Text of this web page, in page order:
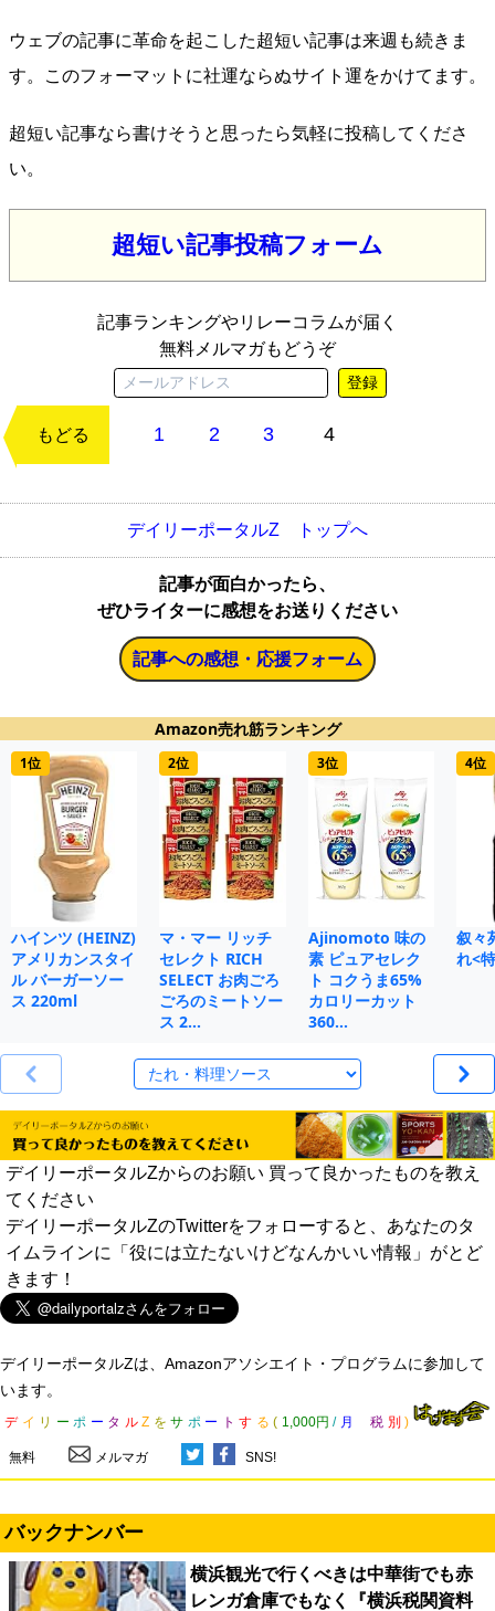
ウェブの記事に革命を起こした超短い記事は来週も続きま
す。このフォーマットに社運ならぬサイト運をかけてます。
超短い記事なら書けそうと思ったら気軽に投稿してくださ
い。
超短い記事投稿フォーム
記事ランキングやリレーコラムが届く
無料メルマガもどうぞ
登録
もどる 1 2 3 4
デイリーポータルZ トップへ
記事が面白かったら、
ぜひライターに感想をお送りください
記事への感想・応援フォーム
Amazon売れ筋ランキング
1位
ハインツ (HEINZ)
アメリカンスタイ
ル バーガーソー
ス 220ml
2位
マ・マー リッチ
セレクト RICH
SELECT お肉ごろ
ごろのミートソー
ス 2…
3位
Ajinomoto 味の
素 ピュアセレク
ト コクうま65%
カロリーカット
360…
4位
叙々
れ<
デイリーポータルZからのお願い 買って良かったものを教え
てください
デイリーポータルZのTwitterをフォローすると、あなたのタ
イムラインに「役には立たないけどなんかいい情報」がとど
きます！
デイリーポータルZは、Amazonアソシエイト・プログラムに参加して
います。
デ イ リ ー ポ ー タ ル Z を サ ポ ー ト す る ( 1,000円 / 月 税 別 )
無料 メルマガ SNS!
バックナンバー
横浜観光で行くべきは中華街でも赤
レンガ倉庫でもなく『横浜税関資料